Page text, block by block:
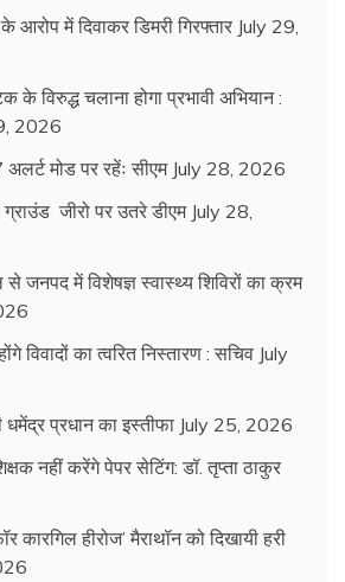
आरोप में दिवाकर डिमरी गिरफ्तार July 29,
के विरुद्ध चलाना होगा प्रभावी अभियान :
2026
मोड पर रहेंः सीएम July 28, 2026
जीरो पर उतरे डीएम July 28,
जनपद में विशेषज्ञ स्वास्थ्य शिविरों का क्रम
विवादों का त्वरित निस्तारण : सचिव July
धमेंद्र प्रधान का इस्तीफा July 25, 2026
नहीं करेंगे पेपर सेटिंग: डॉ. तृप्ता ठाकुर
कारगिल हीरोज’ मैराथॉन को दिखायी हरी